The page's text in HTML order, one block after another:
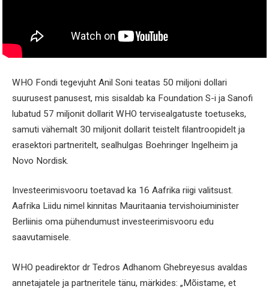
WHO Fondi tegevjuht Anil Soni teatas 50 miljoni dollari
suurusest panusest, mis sisaldab ka Foundation S-i ja Sanofi
lubatud 57 miljonit dollarit WHO tervisealgatuste toetuseks,
samuti vähemalt 30 miljonit dollarit teistelt filantroopidelt ja
erasektori partneritelt, sealhulgas Boehringer Ingelheim ja
Novo Nordisk.
Investeerimisvooru toetavad ka 16 Aafrika riigi valitsust.
Aafrika Liidu nimel kinnitas Mauritaania tervishoiuminister
Berliinis oma pühendumust investeerimisvooru edu
saavutamisele.
WHO peadirektor dr Tedros Adhanom Ghebreyesus avaldas
annetajatele ja partneritele tänu, märkides: „Mõistame, et